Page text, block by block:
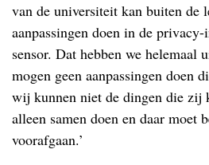
van de universiteit kan buiten de
aanpassingen doen in de
sensor. Dat hebben we helemaal
mogen geen aanpassingen doen
wij kunnen niet de dingen die zij
alleen samen doen en daar moet
voorafgaan.’